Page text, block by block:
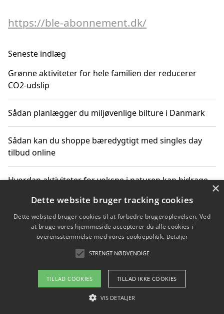
https://ble-abonnement.dk/
Seneste indlæg
Grønne aktiviteter for hele familien der reducerer
CO2-udslip
Sådan planlægger du miljøvenlige bilture i Danmark
Sådan kan du shoppe bæredygtigt med singles day
tilbud online
Hvordan aktiviteter for voksne i naturen kan bidrage
Sådan planlægger du dine vigtige datoer for CO2-
reduktion
Copyright 2026 - Pilanto Aps
Om / kontakt
×
Dette website bruger tracking cookies
Dette websted bruger cookies til at forbedre brugeroplevelsen. Ved
at bruge vores hjemmeside accepterer du alle cookies i
overensstemmelse med vores cookiepolitik. Detaljer
STRENGT NØDVENDIGE
TILLAD COOKIES TILLAD IKKE COOKIES
VIS DETALJER